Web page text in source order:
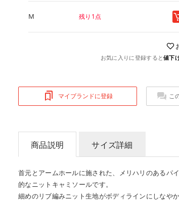
M 残り1点
お気に入りに登録すると値下
マイブランドに登録 こ
商品説明 サイズ詳細
首元とアームホールに施された、メリハリのあるパ
的なニットキャミソールです。
細めのリブ編みニット生地がボディラインにしなや